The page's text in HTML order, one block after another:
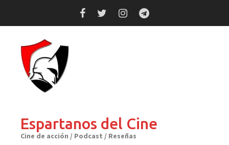
Espartanos del Cine
Cine de acción / Podcast / Reseñas